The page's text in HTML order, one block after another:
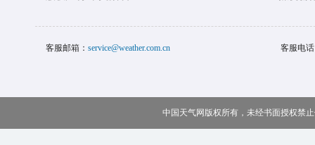
客服邮箱： service@weather.com.cn 客服电
中国天气网版权所有，未经书面授权